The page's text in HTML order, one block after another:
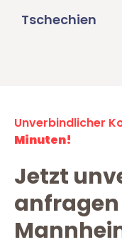
Tschechien
Unverbindlicher
Minuten!
Jetzt
anfragen